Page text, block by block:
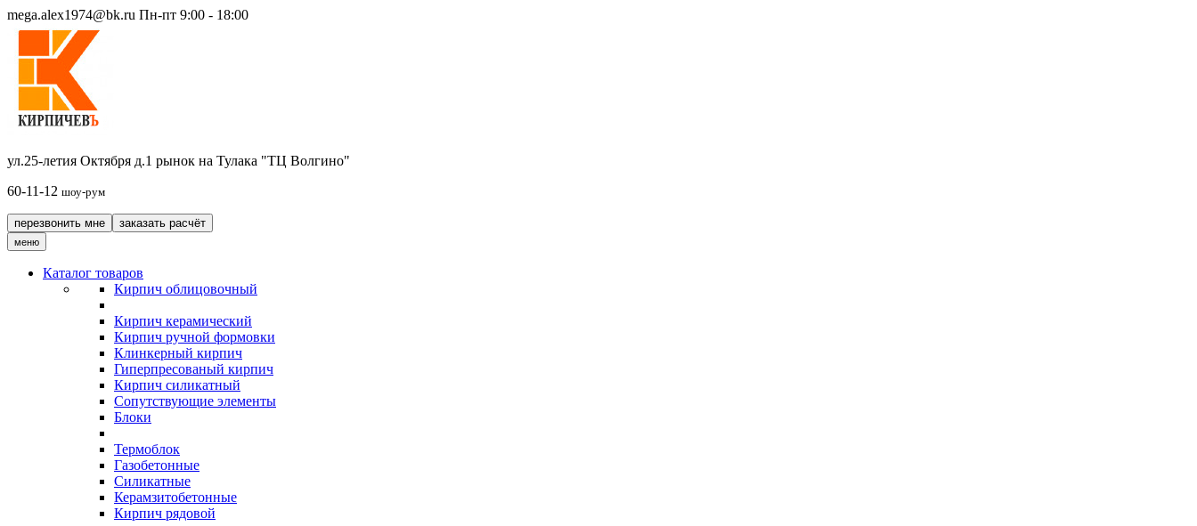
mega.alex1974@bk.ru Пн-пт 9:00 - 18:00
ул.25-летия Октября д.1 рынок на Тулака "ТЦ Волгино"
60-11-12 шоу-рум
перезвонить мне заказать расчёт
меню
Каталог товаров
Кирпич облицовочный
Кирпич керамический
Кирпич ручной формовки
Клинкерный кирпич
Гиперпресованый кирпич
Кирпич силикатный
Сопутствующие элементы
Блоки
Термоблок
Газобетонные
Силикатные
Керамзитобетонные
Кирпич рядовой